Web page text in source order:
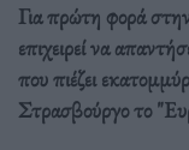
Για πρώτη φορά
επιχειρεί να
που πιέζει
Στρασβούργο το